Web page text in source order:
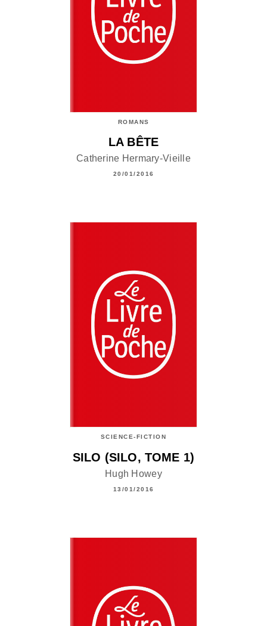
ROMANS
LA BÊTE
Catherine Hermary-Vieille
20/01/2016
SCIENCE-FICTION
SILO (SILO, TOME 1)
Hugh Howey
13/01/2016